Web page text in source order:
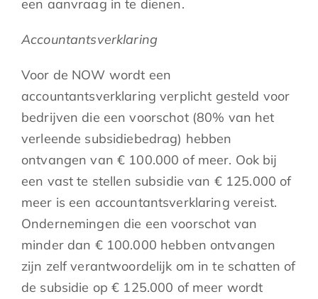
een aanvraag in te dienen.
Accountantsverklaring
Voor de NOW wordt een
accountantsverklaring verplicht gesteld voor
bedrijven die een voorschot (80% van het
verleende subsidiebedrag) hebben
ontvangen van € 100.000 of meer. Ook bij
een vast te stellen subsidie van € 125.000 of
meer is een accountantsverklaring vereist.
Ondernemingen die een voorschot van
minder dan € 100.000 hebben ontvangen
zijn zelf verantwoordelijk om in te schatten of
de subsidie op € 125.000 of meer wordt